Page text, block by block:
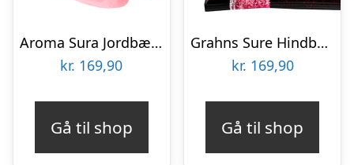
Aroma Sura Jordbærbananer Økonomipakke – 1,8 kg
kr. 169,90
Gå til shop
Grahns Sure Hindbærshots Storpak – 14 x 80 g
kr. 169,90
Gå til shop